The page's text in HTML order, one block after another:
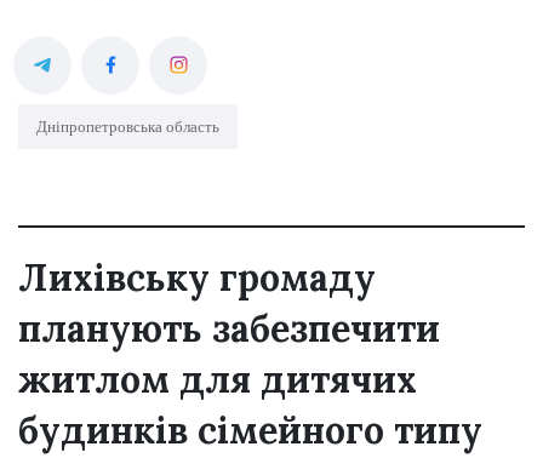
Дніпропетровська область
Лихівську громаду
планують забезпечити
житлом для дитячих
будинків сімейного типу